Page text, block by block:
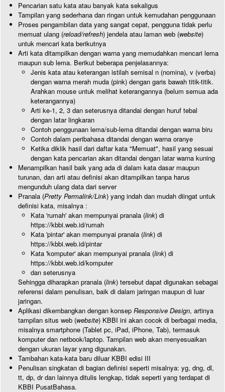
Pencarian satu kata atau banyak kata sekaligus
Tampilan yang sederhana dan ringan untuk kemudahan penggunaan
Proses pengambilan data yang sangat cepat, pengguna tidak perlu
memuat ulang (reload/refresh) jendela atau laman web (website)
untuk mencari kata berikutnya
Arti kata ditampilkan dengan warna yang memudahkan mencari lema
maupun sub lema. Berikut beberapa penjelasannya:
Jenis kata atau keterangan istilah semisal n (nomina), v (verba)
dengan warna merah muda (pink) dengan garis bawah titik-titik.
Arahkan mouse untuk melihat keterangannya (belum semua ada
keterangannya)
Arti ke-1, 2, 3 dan seterusnya ditandai dengan huruf tebal
dengan latar lingkaran
Contoh penggunaan lema/sub-lema ditandai dengan warna biru
Contoh dalam peribahasa ditandai dengan warna oranye
Ketika diklik hasil dari daftar kata "Memuat", hasil yang sesuai
dengan kata pencarian akan ditandai dengan latar warna kuning
Menampilkan hasil baik yang ada di dalam kata dasar maupun
turunan, dan arti atau definisi akan ditampilkan tanpa harus
mengunduh ulang data dari server
Pranala (Pretty Permalink/Link) yang indah dan mudah diingat untuk
definisi kata, misalnya :
Kata 'rumah' akan mempunyai pranala (link) di
https://kbbi.web.id/rumah
Kata 'pintar' akan mempunyai pranala (link) di
https://kbbi.web.id/pintar
Kata 'komputer' akan mempunyai pranala (link) di
https://kbbi.web.id/komputer
dan seterusnya
Sehingga diharapkan pranala (link) tersebut dapat digunakan sebagai
referensi dalam penulisan, baik di dalam jaringan maupun di luar
jaringan.
Aplikasi dikembangkan dengan konsep Responsive Design, artinya
tampilan situs web (website) KBBI ini akan cocok di berbagai media,
misalnya smartphone (Tablet pc, iPad, iPhone, Tab), termasuk
komputer dan netbook/laptop. Tampilan web akan menyesuaikan
dengan ukuran layar yang digunakan.
Tambahan kata-kata baru diluar KBBI edisi III
Penulisan singkatan di bagian definisi seperti misalnya: yg, dng, dl,
tt, dp, dr dan lainnya ditulis lengkap, tidak seperti yang terdapat di
KBBI PusatBahasa.